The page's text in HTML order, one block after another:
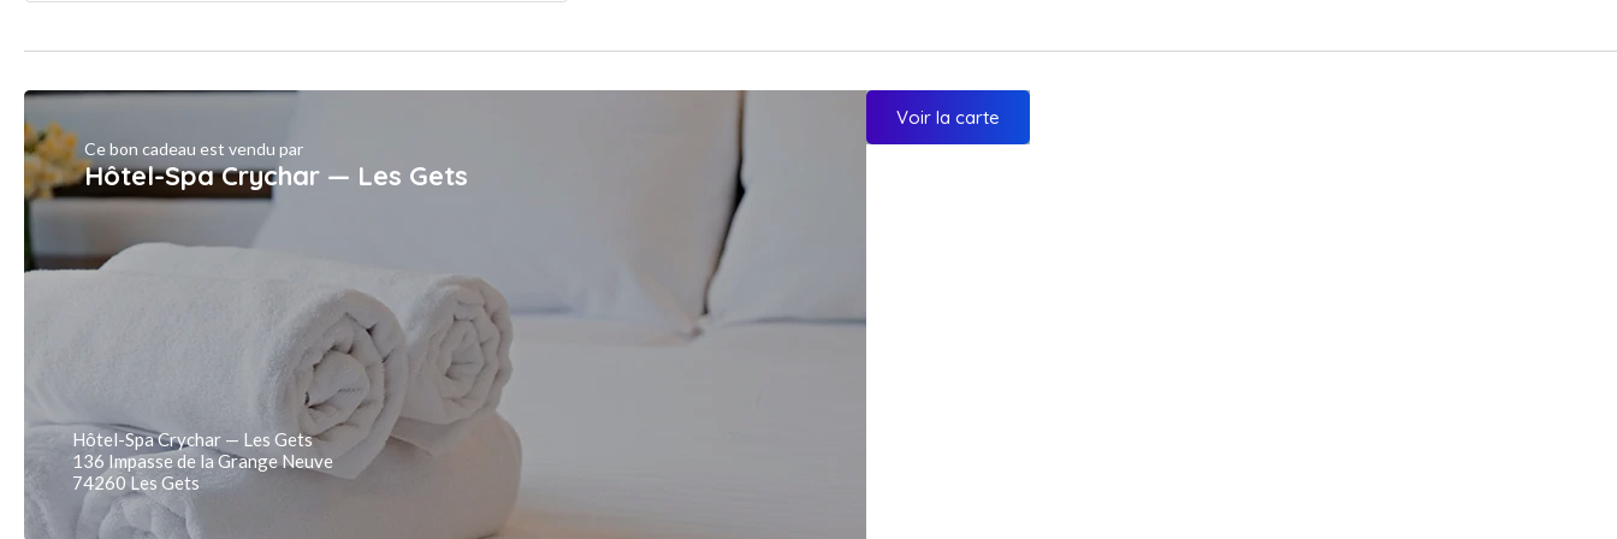
Ce bon cadeau est vendu par
Hôtel-Spa Crychar — Les Gets
Hôtel-Spa Crychar — Les Gets
136 Impasse de la Grange Neuve
74260 Les Gets
Voir la carte